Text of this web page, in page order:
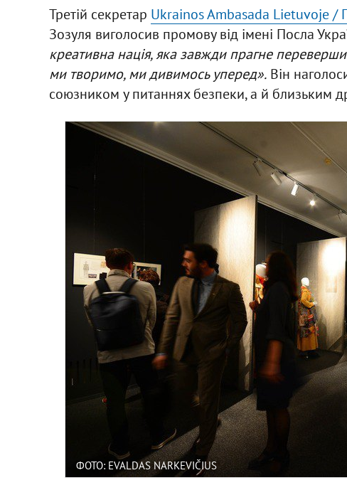
Третій секретар Ukrainos Ambasada Lietuvoje /
Зозуля виголосив промову від імені Посла
креативна нація, яка завжди прагне
ми творимо, ми дивимось уперед».Він
союзником у питаннях безпеки, а й близьким
ФОТО: EVALDAS NARKEVIČIUS